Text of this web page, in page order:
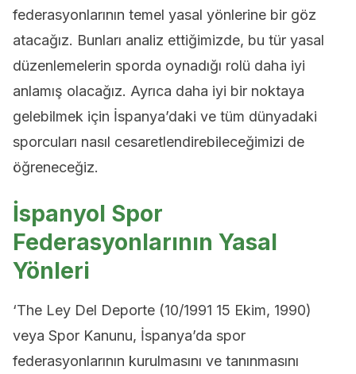
federasyonlarının temel yasal yönlerine bir göz
atacağız. Bunları analiz ettiğimizde, bu tür yasal
düzenlemelerin sporda oynadığı rolü daha iyi
anlamış olacağız. Ayrıca daha iyi bir noktaya
gelebilmek için İspanya’daki ve tüm dünyadaki
sporcuları nasıl cesaretlendirebileceğimizi de
öğreneceğiz.
İspanyol Spor
Federasyonlarının Yasal
Yönleri
‘The Ley Del Deporte (10/1991 15 Ekim, 1990)
veya Spor Kanunu, İspanya’da spor
federasyonlarının kurulmasını ve tanınmasını